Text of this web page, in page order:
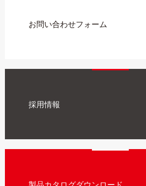
お問い合わせフォーム
採用情報